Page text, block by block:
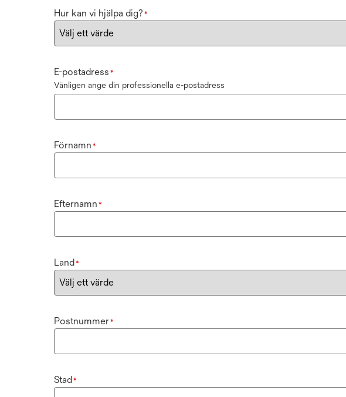
Hur kan vi hjälpa dig? *
E-postadress *
Vänligen ange din professionella e-postadress
Förnamn *
Efternamn *
Land*
Postnummer*
Stad*